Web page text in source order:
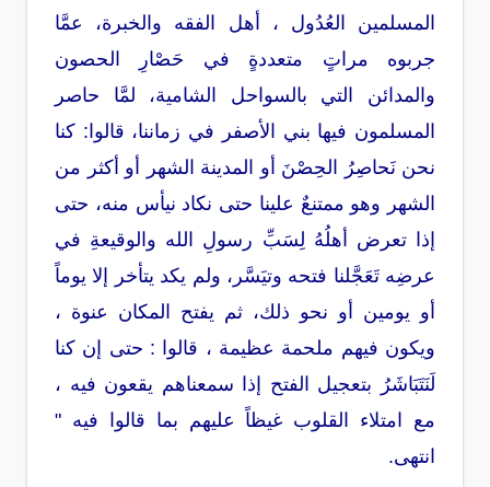
المسلمين العُدُول ، أهل الفقه والخبرة، عمَّا
جربوه مراتٍ متعددةٍ في حَصْارِ الحصون
والمدائن التي بالسواحل الشامية، لمَّا حاصر
المسلمون فيها بني الأصفر في زماننا، قالوا: كنا
نحن نَحاصِرُ الحِصْنَ أو المدينة الشهر أو أكثر من
الشهر وهو ممتنعٌ علينا حتى نكاد نيأس منه، حتى
إذا تعرض أهلُهُ لِسَبِّ رسولِ الله والوقيعةِ في
عرضِه تَعَجَّلنا فتحه وتيَسَّر، ولم يكد يتأخر إلا يوماً
أو يومين أو نحو ذلك، ثم يفتح المكان عنوة ،
ويكون فيهم ملحمة عظيمة ، قالوا : حتى إن كنا
لَنَتَبَاشَرُ بتعجيل الفتح إذا سمعناهم يقعون فيه ،
مع امتلاء القلوب غيظاً عليهم بما قالوا فيه "
انتهى.